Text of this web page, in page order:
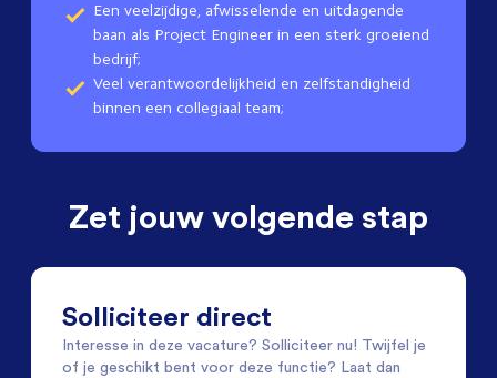
Een veelzijdige, afwisselende en uitdagende
baan als Project Engineer in een sterk groeiend
bedrijf;
Veel verantwoordelijkheid en zelfstandigheid
binnen een collegiaal team;
Zet jouw volgende stap
Solliciteer direct
Interesse in deze vacature? Solliciteer nu! Twijfel je
of je geschikt bent voor deze functie? Laat dan